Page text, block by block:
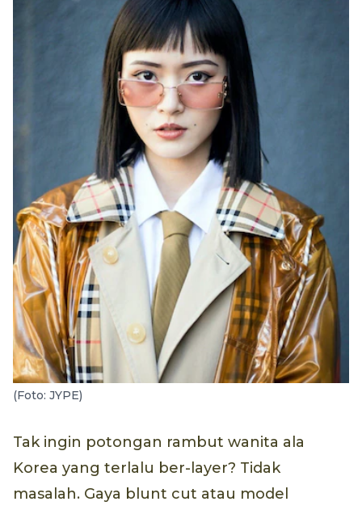
(Foto: JYPE)
Tak ingin potongan rambut wanita ala
Korea yang terlalu ber-layer? Tidak
masalah. Gaya blunt cut atau model